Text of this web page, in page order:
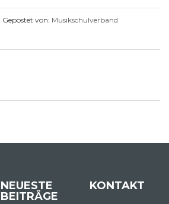
Gepostet von: Musikschulverband
NEUESTE
BEITRÄGE
KONTAKT